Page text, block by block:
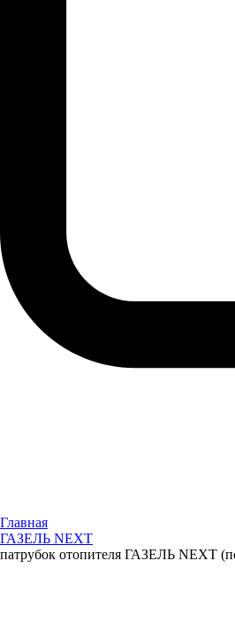
Главная
ГАЗЕЛЬ NEXT
патрубок отопителя ГАЗЕЛЬ NEXT